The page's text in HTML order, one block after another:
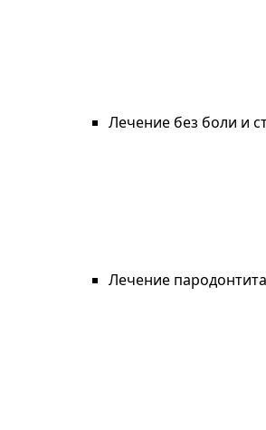
Лечение без боли и
Лечение пародонтита